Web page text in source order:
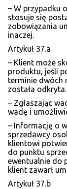
– W przypadku
stosuje się
zobowiązania
inaczej.
Artykuł 37.a
– Klient może
produktu, jeśli
terminie dwóch
została odkryta.
– Zgłaszając
wadę i
– Informację o
sprzedawcy
klientowi
do punktu
ewentualnie do
klient zawarł
Artykuł 37.b